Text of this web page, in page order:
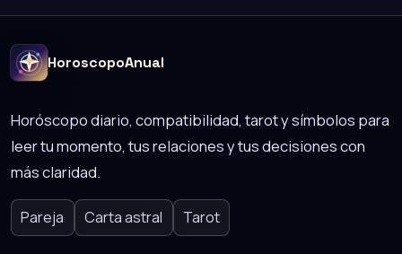
HoroscopoAnual
Horóscopo diario, compatibilidad, tarot y símbolos para
leer tu momento, tus relaciones y tus decisiones con
más claridad.
Pareja Carta astral Tarot